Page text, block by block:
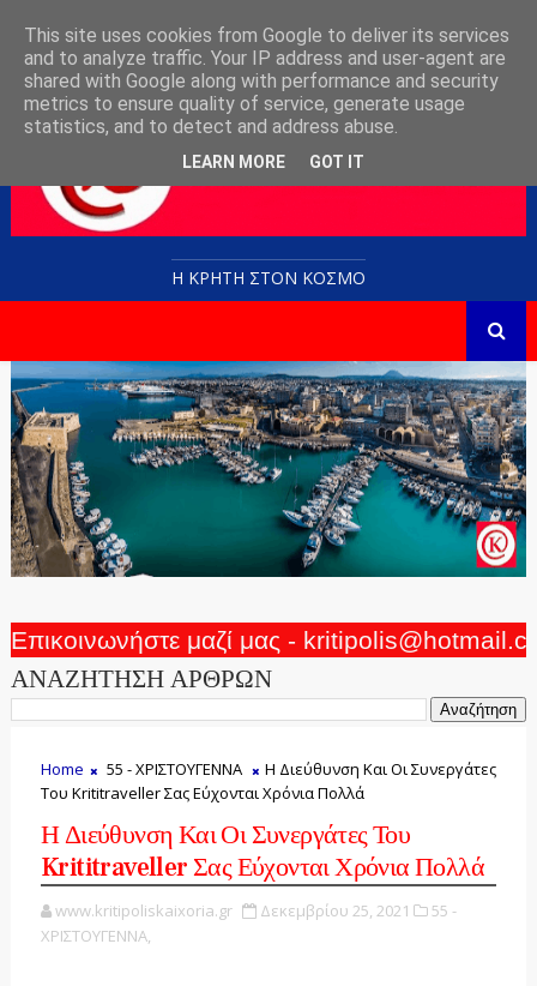
Η ΚΡΗΤΗ ΣΤΟN KOΣΜΟ
Επικοινωνήστε μαζί μας -
ΑΝΑΖΗΤΗΣΗ ΑΡΘΡΩΝ
Home 55 - ΧΡΙΣΤΟΥΓΕΝΝΑ
Η Διεύθυνση Και Οι Συνεργάτες
Του Krititraveller Σας Εύχονται Χρόνια Πολλά
Η Διεύθυνση Και Οι Συνεργάτες Του
Krititraveller Σας Εύχονται Χρόνια Πολλά
www.kritipoliskaixoria.gr Δεκεμβρίου 25, 2021
55 -
ΧΡΙΣΤΟΥΓΕΝΝΑ,
This site uses cookies from Google to deliver its services
and to analyze traffic. Your IP address and user-agent are
shared with Google along with performance and security
metrics to ensure quality of service, generate usage
statistics, and to detect and address abuse.
LEARN MORE GOT IT